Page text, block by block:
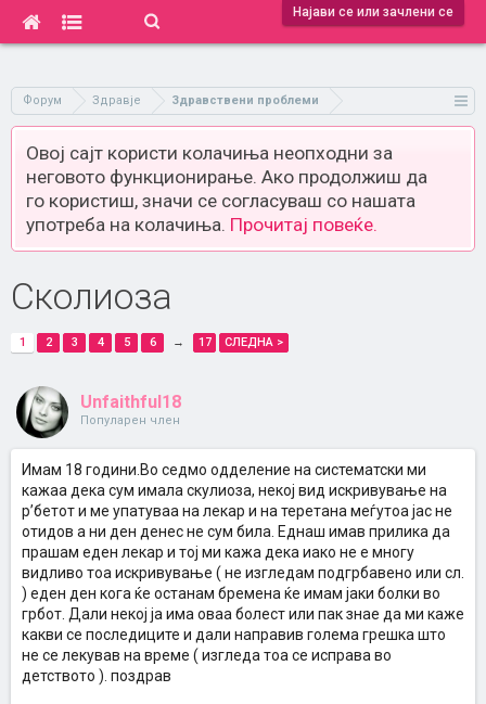
Најави се или зачлени се
Форум Здравје Здравствени проблеми
Овој сајт користи колачиња неопходни за
неговото функционирање. Ако продолжиш да
го користиш, значи се согласуваш со нашата
употреба на колачиња. Прочитај повеќе.
Сколиоза
1 2 3 4 5 6 → 17 СЛЕДНА >
Unfaithful18
Популарен член
Имам 18 години.Во седмо одделение на систематски ми
кажаа дека сум имала скулиоза, некој вид искривување на
р’бетот и ме упатуваа на лекар и на теретана меѓутоа јас не
отидов а ни ден денес не сум била. Еднаш имав прилика да
прашам еден лекар и тој ми кажа дека иако не е многу
видливо тоа искривување ( не изгледам подгрбавено или сл.
) еден ден кога ќе останам бремена ќе имам јаки болки во
грбот. Дали некој ја има оваа болест или пак знае да ми каже
какви се последиците и дали направив голема грешка што
не се лекував на време ( изгледа тоа се исправа во
детството ). поздрав